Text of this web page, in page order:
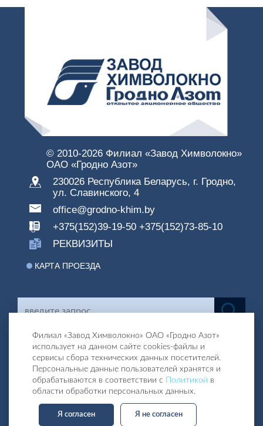
© 2010-2026 Филиал «Завод Химволокно»
ОАО «Гродно Азот»
230026 Республика Беларусь, г. Гродно,
ул. Славинского, 4
office@grodno-khim.by
+375(152)39-19-50 +375(152)73-85-10
РЕКВИЗИТЫ
КАРТА ПРОЕЗДА
Разработка и поддержка сайта:
Филиал «Завод Химволокно» ОАО «Гродно Азот»
использует на данном сайте cookies-файлы и
сервисы сбора технических данных посетителей.
Персональные данные пользователей хранятся и
обрабатываются в соответствии с
Политикой в
области обработки персональных данных.
Я согласен Я не согласен